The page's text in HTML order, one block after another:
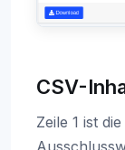
CSV-
Zeile 1 ist